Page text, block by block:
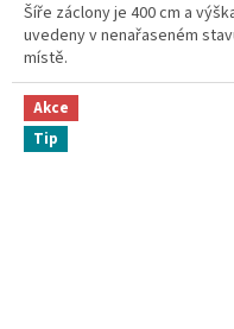
Šíře záclony je 400 cm a
uvedeny v nenařaseném
místě.
Akce
Tip